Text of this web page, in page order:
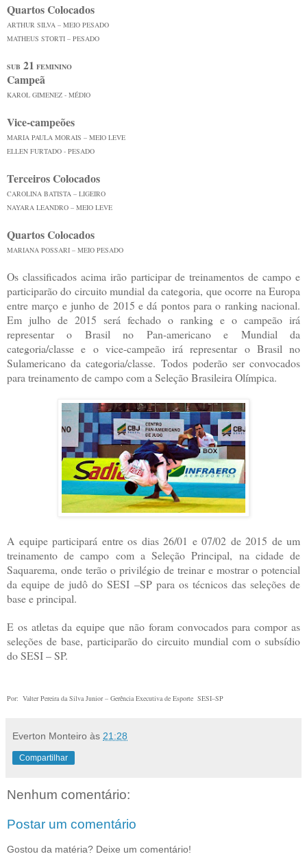
Quartos Colocados
ARTHUR SILVA – MEIO PESADO
MATHEUS STORTI – PESADO
SUB 21 FEMININO
Campeã
KAROL GIMENEZ - MÉDIO
Vice-campeões
MARIA PAULA MORAIS – MEIO LEVE
ELLEN FURTADO - PESADO
Terceiros Colocados
CAROLINA BATISTA – LIGEIRO
NAYARA LEANDRO – MEIO LEVE
Quartos Colocados
MARIANA POSSARI – MEIO PESADO
Os classificados acima irão participar de treinamentos de campo e
participarão do circuito mundial da categoria, que ocorre na Europa
entre março e junho de 2015 e dá pontos para o ranking nacional.
Em julho de 2015 será fechado o ranking e o campeão irá
representar o Brasil no Pan-americano e Mundial da
categoria/classe e o vice-campeão irá representar o Brasil no
Sulamericano da categoria/classe. Todos poderão ser convocados
para treinamento de campo com a Seleção Brasileira Olímpica.
A equipe participará entre os dias 26/01 e 07/02 de 2015 de um
treinamento de campo com a Seleção Principal, na cidade de
Saquarema, onde terão o privilégio de treinar e mostrar o potencial
da equipe de judô do SESI –SP para os técnicos das seleções de
base e principal.
E os atletas da equipe que não foram convocados para compor as
seleções de base, participarão do circuito mundial com o subsídio
do SESI – SP.
Por: Valter Pereira da Silva Junior – Gerência Executiva de Esporte SESI–SP
Everton Monteiro às 21:28
Compartilhar
Nenhum comentário:
Postar um comentário
Gostou da matéria? Deixe um comentário!